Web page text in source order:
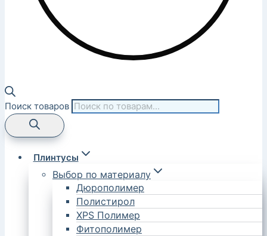
Поиск товаров
Плинтусы
Выбор по материалу
Дюрополимер
Полистирол
XPS Полимер
Фитополимер